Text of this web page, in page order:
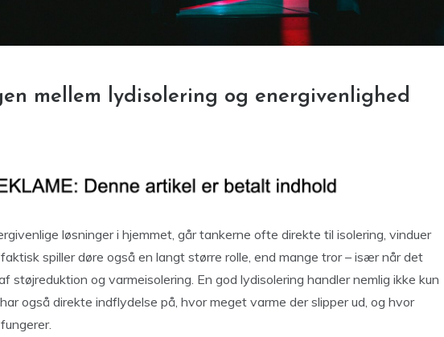
mellem lydisolering og energivenlighed
løsninger i hjemmet, går tankerne ofte direkte til isolering, vinduer
spiller døre også en langt større rolle, end mange tror – især når det
støjreduktion og varmeisolering. En god lydisolering handler nemlig ikke kun
også direkte indflydelse på, hvor meget varme der slipper ud, og hvor